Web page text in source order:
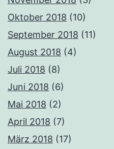
Oktober 2018 (10)
September 2018 (11)
August 2018 (4)
Juli 2018 (8)
Juni 2018 (6)
Mai 2018 (2)
April 2018 (7)
März 2018 (17)